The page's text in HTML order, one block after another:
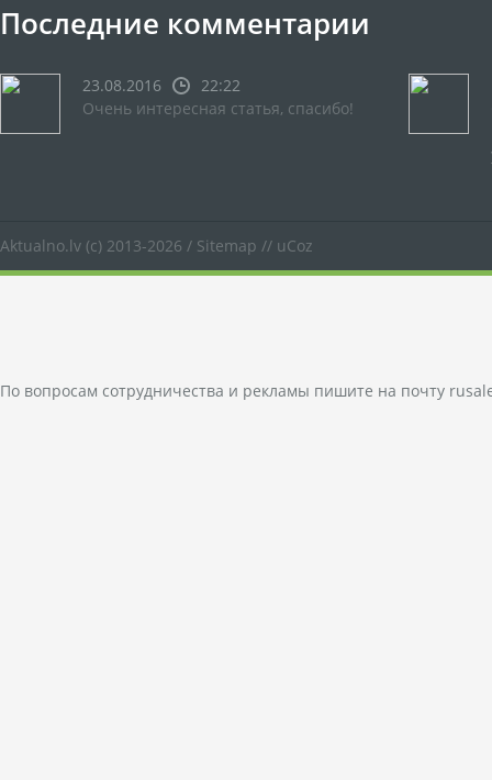
Последние комментарии
23.08.2016
22:22
Очень интересная статья, спасибо!
Aktualno.lv (c) 2013-2026 / Sitemap // uCoz
По вопросам сотрудничества и рекламы пишите на почту